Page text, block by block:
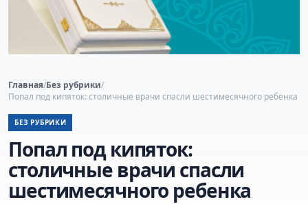
Главная/Без рубрики/
Попал под кипяток: столичные врачи спасли шестимесячного ребенка
БЕЗ РУБРИКИ
Попал под кипяток:
столичные врачи спасли
шестимесячного ребенка